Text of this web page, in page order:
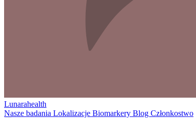
Lunarahealth
Nasze badania Lokalizacje Biomarkery Blog Członkostwo